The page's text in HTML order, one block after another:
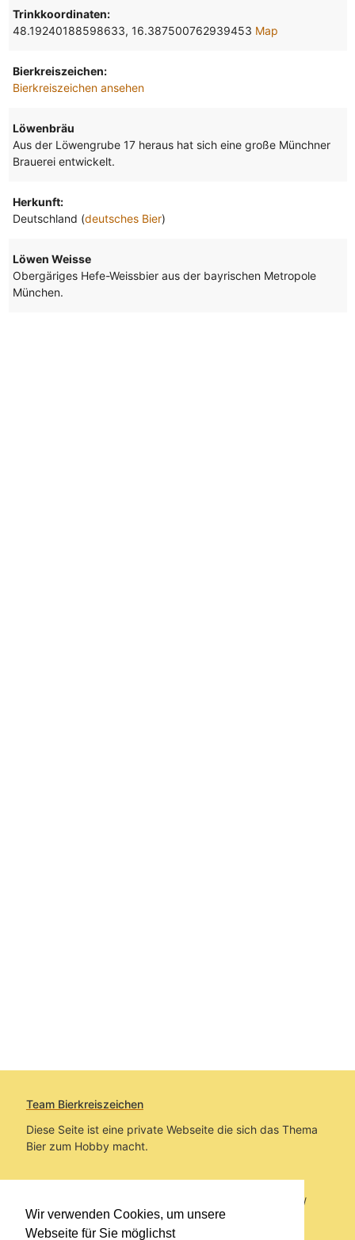
Wir verwenden Cookies, um unsere
Webseite für Sie möglichst
Trinkkoordinaten:
48.19240188598633, 16.387500762939453 Map
Bierkreiszeichen:
Bierkreiszeichen ansehen
Löwenbräu
Aus der Löwengrube 17 heraus hat sich eine große Münchner
Brauerei entwickelt.
Herkunft:
Deutschland (deutsches Bier)
Löwen Weisse
Obergäriges Hefe-Weissbier aus der bayrischen Metropole
München.
Team Bierkreiszeichen
Diese Seite ist eine private Webseite die sich das Thema
Bier zum Hobby macht.
Sie befinden sich auf https://www.bierkreiszeichen.at/
im Pfad:Bierkreiszeichen/Gesammelte Biere